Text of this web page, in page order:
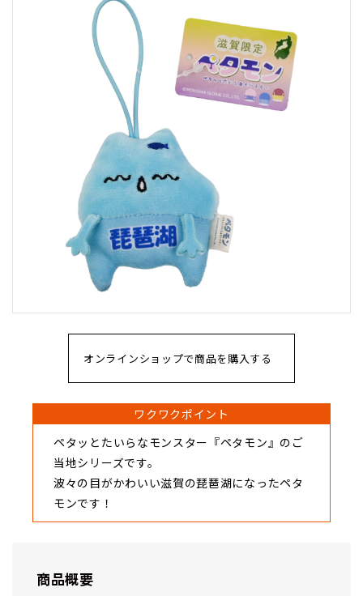
オンラインショップで商品を購入する
ワクワクポイント
ペタッとたいらなモンスター『ペタモン』のご
当地シリーズです。
波々の目がかわいい滋賀の琵琶湖になったペタ
モンです！
商品概要